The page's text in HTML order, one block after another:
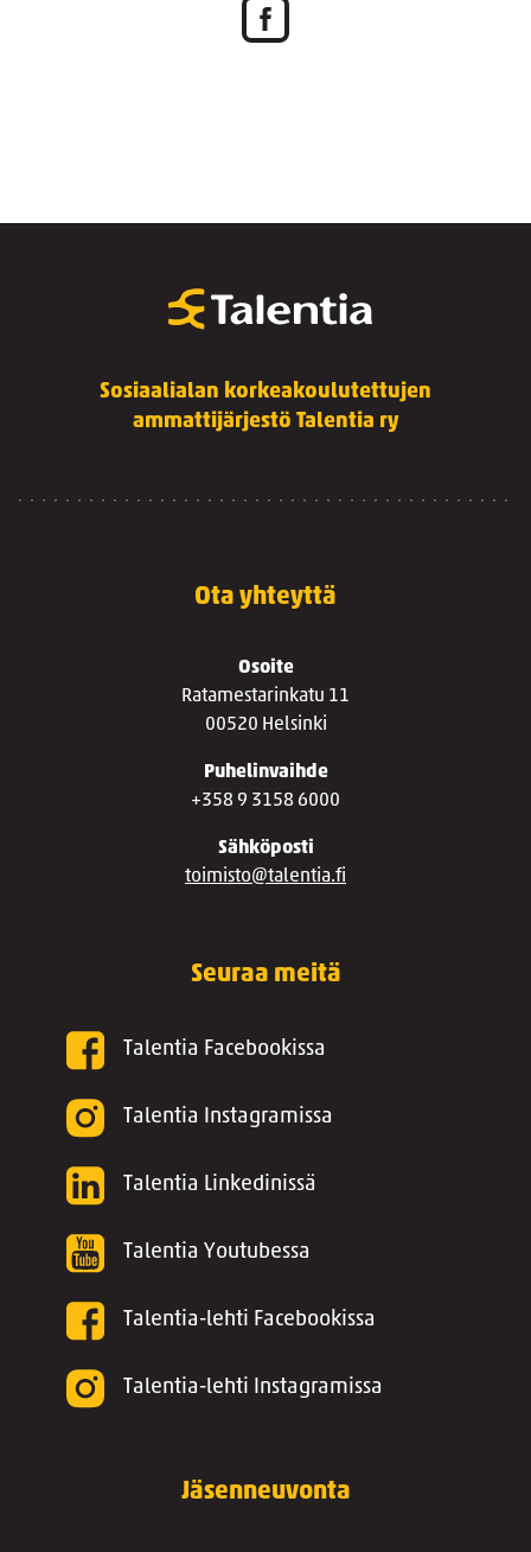
Sosiaalialan korkeakoulutettujen
ammattijärjestö Talentia ry
Ota yhteyttä
Osoite
Ratamestarinkatu 11
00520 Helsinki
Puhelinvaihde
+358 9 3158 6000
Sähköposti
toimisto@talentia.fi
Seuraa meitä
Talentia Facebookissa
Talentia Instagramissa
Talentia Linkedinissä
Talentia Youtubessa
Talentia-lehti Facebookissa
Talentia-lehti Instagramissa
Jäsenneuvonta